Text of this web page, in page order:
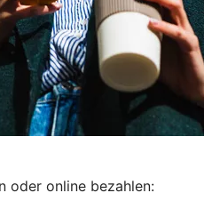
oder online bezahlen: